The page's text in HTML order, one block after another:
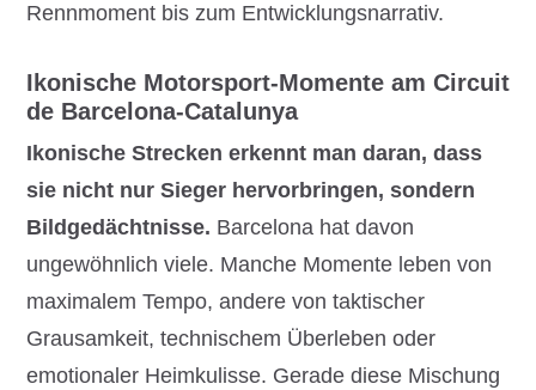
Rennmoment bis zum Entwicklungsnarrativ.
Ikonische Motorsport-Momente am Circuit
de Barcelona-Catalunya
Ikonische Strecken erkennt man daran, dass
sie nicht nur Sieger hervorbringen, sondern
Bildgedächtnisse. Barcelona hat davon
ungewöhnlich viele. Manche Momente leben von
maximalem Tempo, andere von taktischer
Grausamkeit, technischem Überleben oder
emotionaler Heimkulisse. Gerade diese Mischung